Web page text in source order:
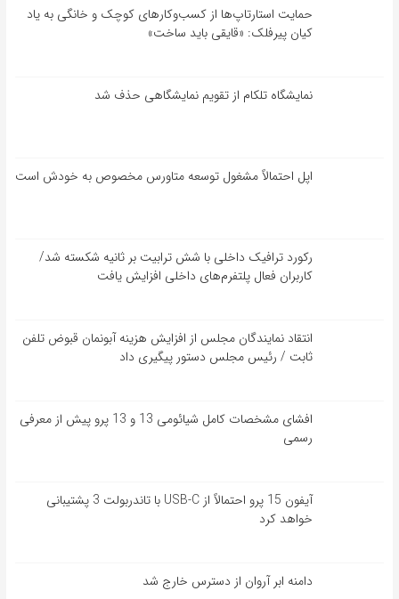
حمایت استارتاپ‌ها از کسب‌وکارهای کوچک و خانگی به یاد
کیان پیرفلک: «قایقی باید ساخت»
نمایشگاه تلکام از تقویم نمایشگاهی حذف شد
اپل احتمالاً مشغول توسعه متاورس مخصوص به خودش است
رکورد ترافیک داخلی با شش ترابیت بر ثانیه شکسته شد/
کاربران فعال پلتفرم‌های داخلی افزایش یافت
انتقاد نمایندگان مجلس از افزایش هزینه آبونمان قبوض تلفن
ثابت / رئیس مجلس دستور پیگیری داد
افشای مشخصات کامل شیائومی 13 و 13 پرو پیش از معرفی
رسمی
آیفون 15 پرو احتمالاً از USB-C با تاندربولت 3 پشتیبانی
خواهد کرد
دامنه ابر آروان از دسترس خارج شد